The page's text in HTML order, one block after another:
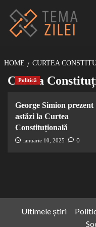
conținut
HOME CURTEA
Curtea
Politică
George Simion prezent
astăzi la Curtea
Constituțională
ianuarie 10, 2025 0
Ultimele știri